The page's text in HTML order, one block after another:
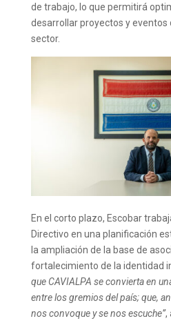
de trabajo, lo que permitirá
desarrollar proyectos y eventos
sector.
En el corto plazo, Escobar
Directivo en una planificación
la ampliación de la base de
fortalecimiento de la identidad
que CAVIALPA se convierta en
entre los gremios del país; que,
nos convoque y se nos escuche”,